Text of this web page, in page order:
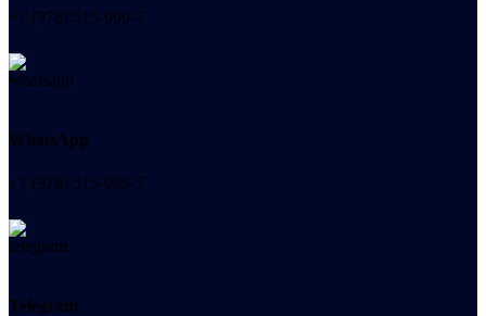
+7 (978) 515-999-7
WhatsApp
+7 (978) 515-999-7
Telegram